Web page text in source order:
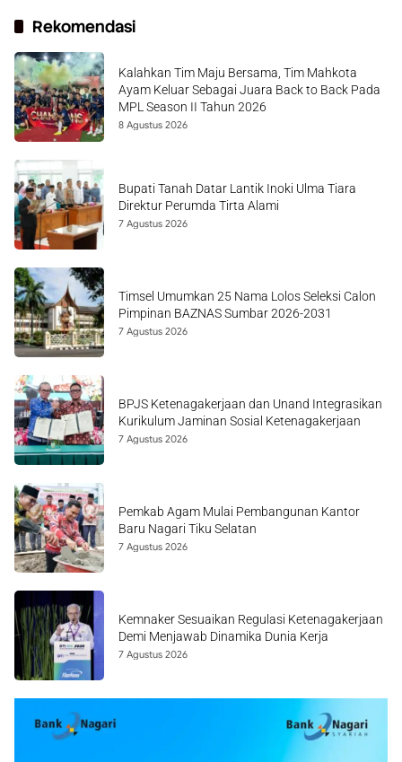
Rekomendasi
Kalahkan Tim Maju Bersama, Tim Mahkota
Ayam Keluar Sebagai Juara Back to Back Pada
MPL Season II Tahun 2026
8 Agustus 2026
Bupati Tanah Datar Lantik Inoki Ulma Tiara
Direktur Perumda Tirta Alami
7 Agustus 2026
Timsel Umumkan 25 Nama Lolos Seleksi Calon
Pimpinan BAZNAS Sumbar 2026-2031
7 Agustus 2026
BPJS Ketenagakerjaan dan Unand Integrasikan
Kurikulum Jaminan Sosial Ketenagakerjaan
7 Agustus 2026
Pemkab Agam Mulai Pembangunan Kantor
Baru Nagari Tiku Selatan
7 Agustus 2026
Kemnaker Sesuaikan Regulasi Ketenagakerjaan
Demi Menjawab Dinamika Dunia Kerja
7 Agustus 2026